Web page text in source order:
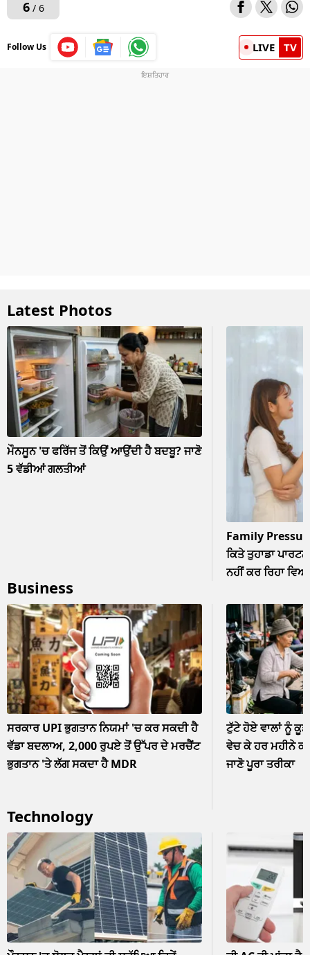
6/ 6
Follow Us LIVE TV
Latest Photos
ਮੌਨਸੂਨ 'ਚ ਫਰਿੱਜ ਤੋਂ ਕਿਉਂ ਆਉਂਦੀ ਹੈ ਬਦਬੂ? ਜਾਣੋ
5 ਵੱਡੀਆਂ ਗਲਤੀਆਂ
Family
ਕਿਤੇ ਤੁਹਾਡਾ
ਨਹੀਂ ਕਰ ਰਿਹਾ
Business
ਸਰਕਾਰ UPI ਭੁਗਤਾਨ ਨਿਯਮਾਂ 'ਚ ਕਰ ਸਕਦੀ ਹੈ
ਵੱਡਾ ਬਦਲਾਅ, 2,000 ਰੁਪਏ ਤੋਂ ਉੱਪਰ ਦੇ ਮਰਚੈਂਟ
ਭੁਗਤਾਨ 'ਤੇ ਲੱਗ ਸਕਦਾ ਹੈ MDR
ਟੁੱਟੇ ਹੋਏ ਵਾਲਾਂ ਨੂੰ
ਵੇਚ ਕੇ ਹਰ ਮਹੀਨੇ
ਜਾਣੋ ਪੂਰਾ ਤਰੀਕਾ
Technology